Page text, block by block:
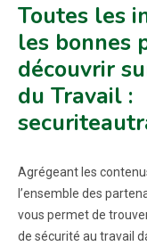
Toutes les
les bonnes
découvrir
du Travail :
Agrégeant les
l’ensemble des
vous permet de
de sécurité au travail